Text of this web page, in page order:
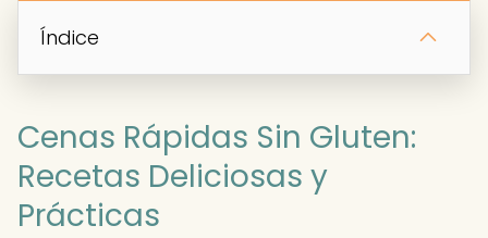
Índice
Cenas Rápidas Sin Gluten:
Recetas Deliciosas y
Prácticas